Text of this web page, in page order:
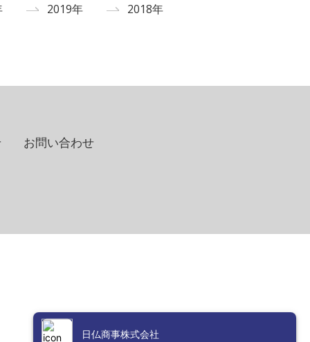
2019年 2018年
お問い合わせ